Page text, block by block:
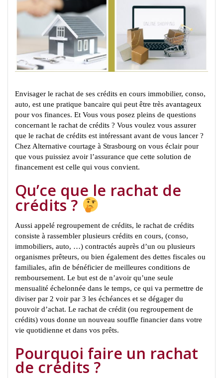
Envisager le rachat de ses crédits en cours immobilier, conso,
auto, est une pratique bancaire qui peut être très avantageux
pour vos finances. Et Vous vous posez pleins de questions
concernant le rachat de crédits ? Vous voulez vous assurer
que le rachat de crédits est intéressant avant de vous lancer ?
Chez Alternative courtage à Strasbourg on vous éclair pour
que vous puissiez avoir l’assurance que cette solution de
financement est celle qui vous convient.
Qu’ce que le rachat de
crédits ?
Aussi appelé regroupement de crédits, le rachat de crédits
consiste à rassembler plusieurs crédits en cours, (conso,
immobiliers, auto, …) contractés auprès d’un ou plusieurs
organismes prêteurs, ou bien également des dettes fiscales ou
familiales, afin de bénéficier de meilleures conditions de
remboursement. Le but est de n’avoir qu’une seule
mensualité échelonnée dans le temps, ce qui va permettre de
diviser par 2 voir par 3 les échéances et se dégager du
pouvoir d’achat. Le rachat de crédit (ou regroupement de
crédits) vous donne un nouveau souffle financier dans votre
vie quotidienne et dans vos prêts.
Pourquoi faire un rachat
de crédits ?